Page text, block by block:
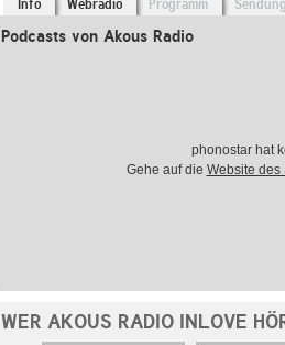
Info Webradio Programm
Podcasts von Akous Radio
phonostar hat
Gehe auf die Website des
WER AKOUS RADIO INLOVE